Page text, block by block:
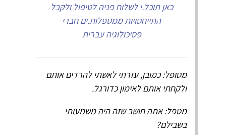
כאן תוכל.י לשלוח פניה לטיפול ולקבל
התייחסויות ממטפלות.ים חברי
פסיכולוגיה עברית
מטופל: כמובן, עזרתי לאשתי להרדים אותם
ולקחתי אותם לאימון כדורגל.
מטפל: אתה חושב שזה היה משמעותי
בשבילם?